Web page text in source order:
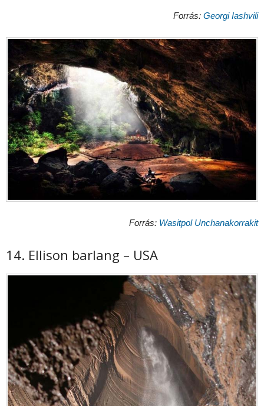
Forrás: Georgi Iashvili
Forrás: Wasitpol Unchanakorrakit
14. Ellison barlang – USA